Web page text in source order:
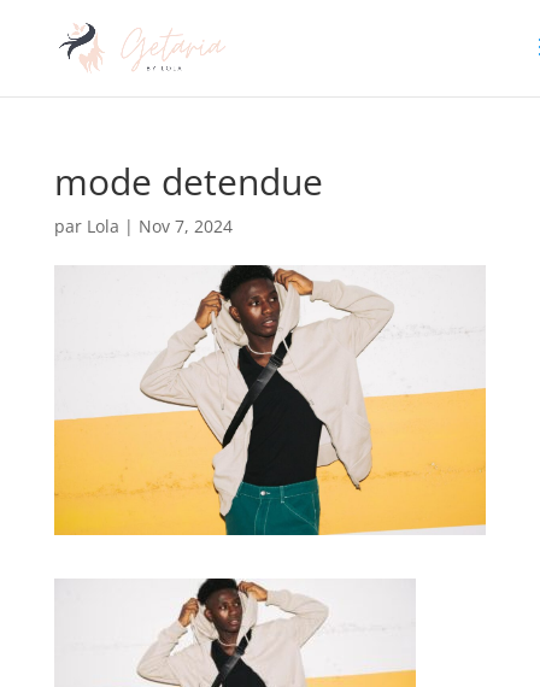
mode detendue
par Lola | Nov 7, 2024